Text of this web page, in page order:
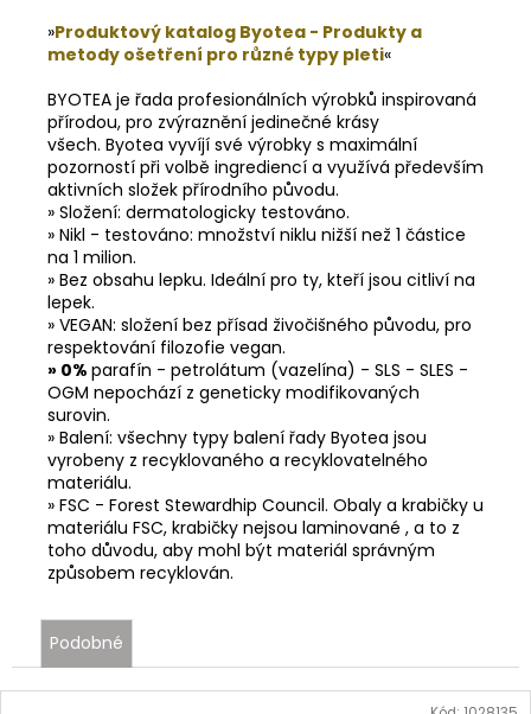
»Produktový katalog Byotea - Produkty a
metody ošetření pro různé typy pleti«
BYOTEA je řada profesionálních výrobků inspirovaná
přírodou, pro zvýraznění jedinečné krásy
všech. Byotea vyvíjí své výrobky s maximální
pozorností při volbě ingrediencí a využívá především
aktivních složek přírodního původu.
» Složení: dermatologicky testováno.
» Nikl - testováno: množství niklu nižší než 1 částice
na 1 milion.
» Bez obsahu lepku. Ideální pro ty, kteří jsou citliví na
lepek.
» VEGAN: složení bez přísad živočišného původu, pro
respektování filozofie vegan.
» 0% parafín - petrolátum (vazelína) - SLS - SLES -
OGM nepochází z geneticky modifikovaných
surovin.
» Balení: všechny typy balení řady Byotea jsou
vyrobeny z recyklovaného a recyklovatelného
materiálu.
» FSC - Forest Stewardhip Council. Obaly a krabičky u
materiálu FSC, krabičky nejsou laminované , a to z
toho důvodu, aby mohl být materiál správným
způsobem recyklován.
Podobné